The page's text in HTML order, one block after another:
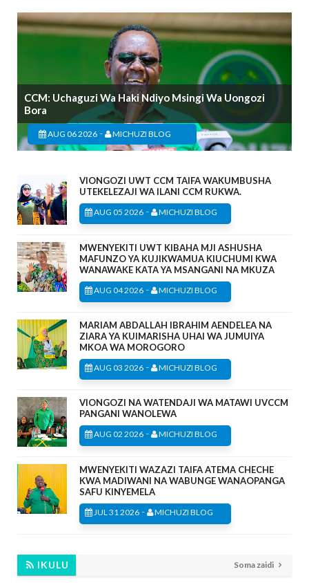
CCM: Uchaguzi Wa Haki Ndiyo Msingi Wa Uongozi
Bora
AUG 06 2026 - MICHUZI BLOG
VIONGOZI UWT CCM TAIFA WAKUMBUSHA
UTEKELEZAJI WA ILANI CCM RUKWA.
AUG 05 2026 - MICHUZI BLOG
MWENYEKITI UWT KIBAHA MJI ASHUSHA
MAFUNZO YA KUJIKWAMUA KIUCHUMI KWA
WANAWAKE KATA YA MSANGANI NA MKUZA
AUG 04 2026 - MICHUZI BLOG
MARIAM ABDALLAH IBRAHIM AENDELEA NA
ZIARA YA KUIMARISHA UHAI WA JUMUIYA
MKOA WA MOROGORO
AUG 03 2026 - MICHUZI BLOG
VIONGOZI NA WATENDAJI WA MATAWI UVCCM
PANGANI WANOLEWA
AUG 02 2026 - MICHUZI BLOG
MWENYEKITI WAZAZI TAIFA ATEMA CHECHE
KWA MADIWANI NA WABUNGE WANAOPANGA
SAFU KINYEMELA
JUL 31 2026 - MICHUZI BLOG
IKULU Soma zaidi